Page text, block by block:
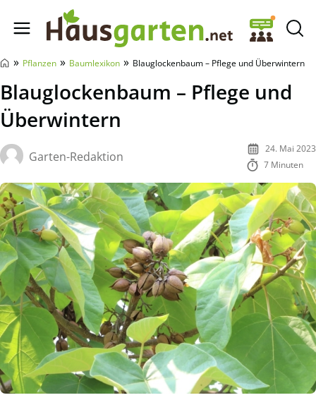
Hausgarten.net
» Pflanzen » Baumlexikon » Blauglockenbaum – Pflege und Überwintern
Blauglockenbaum – Pflege und
Überwintern
Garten-Redaktion
24. Mai 2023
7 Minuten